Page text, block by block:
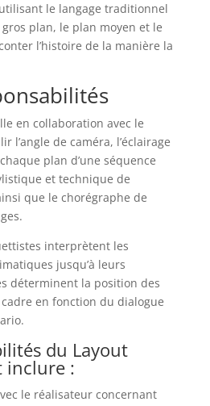
le langage traditionnel
gros plan, le plan moyen et le
l’histoire de la manière la
en collaboration avec le
l’angle de caméra, l’éclairage
plan d’une séquence
et technique de
que le chorégraphe de
interprètent les
jusqu’à leurs
déterminent la position des
en fonction du dialogue
du Layout
inclure :
le réalisateur concernant